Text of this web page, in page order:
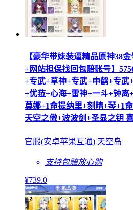
【豪华带妹装逼精品原神38
+网站担保找回包赔账号】
+专武+草神+专武+申鹤+专武
+优菈+心海+雷神+一斗+钟离
莫娜+1命提纳里+刻晴+琴+1
天空之傲+波波剑+圣显之钥
官服(安卓苹果互通) 天空岛
支持包赔放心购
¥739.0